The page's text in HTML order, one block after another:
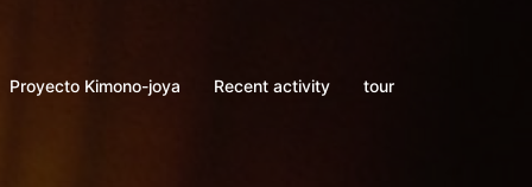
Proyecto Kimono-joya Recent activity tour